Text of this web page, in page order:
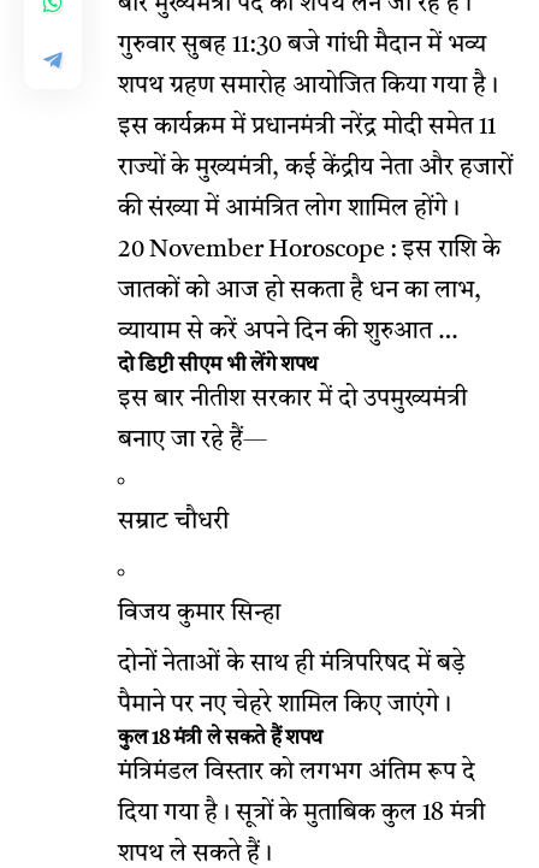
गुरुवार सुबह 11:30 बजे गांधी मैदान में भव्य
शपथ ग्रहण समारोह आयोजित किया गया है।
इस कार्यक्रम में प्रधानमंत्री नरेंद्र मोदी समेत 11
राज्यों के मुख्यमंत्री, कई केंद्रीय नेता और हजारों
की संख्या में आमंत्रित लोग शामिल होंगे।
20 November Horoscope : इस राशि के
जातकों को आज हो सकता है धन का लाभ,
व्यायाम से करें अपने दिन की शुरुआत …
दो डिप्टी सीएम भी लेंगे शपथ
इस बार नीतीश सरकार में दो उपमुख्यमंत्री
बनाए जा रहे हैं—
सम्राट चौधरी
विजय कुमार सिन्हा
दोनों नेताओं के साथ ही मंत्रिपरिषद में बड़े
पैमाने पर नए चेहरे शामिल किए जाएंगे।
कुल 18 मंत्री ले सकते हैं शपथ
मंत्रिमंडल विस्तार को लगभग अंतिम रूप दे
दिया गया है। सूत्रों के मुताबिक कुल 18 मंत्री
शपथ ले सकते हैं।